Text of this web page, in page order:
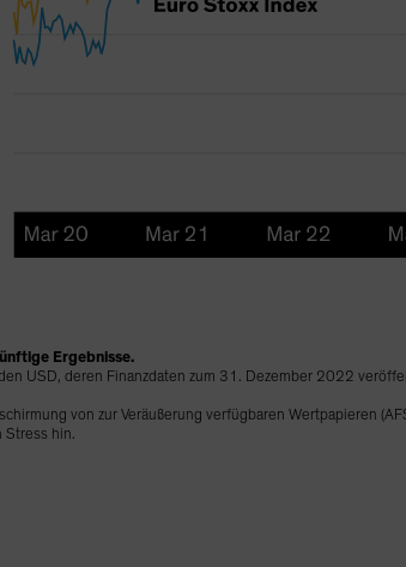
Ergebnisse.
USD, deren Finanzdaten zum 31. Dezember 2022
von zur Veräußerung verfügbaren Wertpapieren
Stress hin.